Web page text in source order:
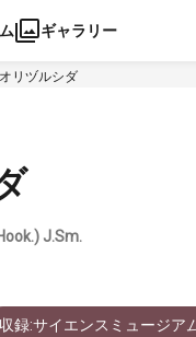
ギャラリー
オリヅルシダ
J.Sm.
収録:サイエンスミュージア